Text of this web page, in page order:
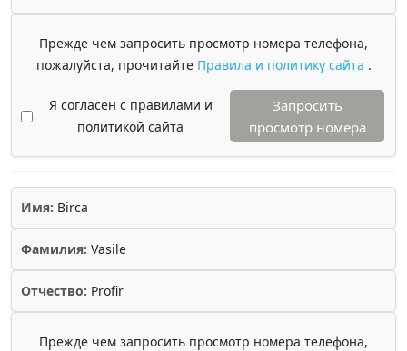
Прежде чем запросить просмотр номера телефона,
пожалуйста, прочитайте Правила и политику сайта .
Я согласен с правилами и
политикой сайта
Запросить
просмотр номера
Имя: Birca
Фамилия: Vasile
Отчество: Profir
Прежде чем запросить просмотр номера телефона,